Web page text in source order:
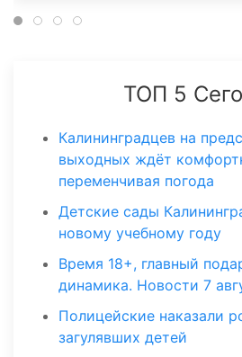
ТОП 5
Калининградцев на
выходных ждёт
переменчивая погода
Детские сады
новому учебному году
Время 18+, главный
динамика. Новости 7
Полицейские наказали
загулявших детей